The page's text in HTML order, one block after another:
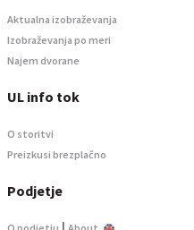
Aktualna izobraževanja
Izobraževanja po meri
Najem dvorane
UL info tok
O storitvi
Preizkusi brezplačno
Podjetje